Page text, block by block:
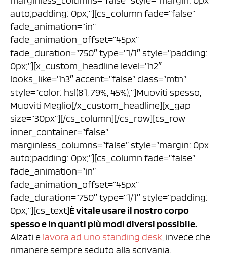
auto;padding: 0px;”][cs_column fade=”false”
fade_animation=”in”
fade_animation_offset=”45px”
fade_duration=”750″ type=”1/1″ style=”padding:
0px;”][x_custom_headline level=”h2″
looks_like=”h3″ accent=”false” class=”mtn”
style=”color: hsl(81, 79%, 45%);”]Muoviti spesso,
Muoviti Meglio[/x_custom_headline][x_gap
size=”30px”][/cs_column][/cs_row][cs_row
inner_container=”false”
marginless_columns=”false” style=”margin: 0px
auto;padding: 0px;”][cs_column fade=”false”
fade_animation=”in”
fade_animation_offset=”45px”
fade_duration=”750″ type=”1/1″ style=”padding:
0px;”][cs_text]È vitale usare il nostro corpo
spesso e in quanti più modi diversi possibile.
Alzati e lavora ad uno standing desk, invece che
rimanere sempre seduto alla scrivania.